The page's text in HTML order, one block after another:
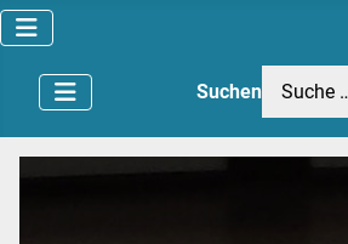
Suchen